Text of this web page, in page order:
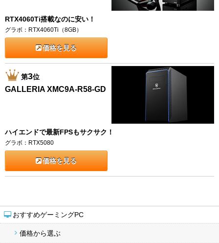
おすすめゲーミングPC
価格から選ぶ
RTX4060Ti搭載なのに安い！
グラボ：RTX4060Ti（8GB）
価格を見る
第3位
GALLERIA XMC9A-R58-GD
ハイエンドで最新FPSもサクサク！
グラボ：RTX5080
価格を見る